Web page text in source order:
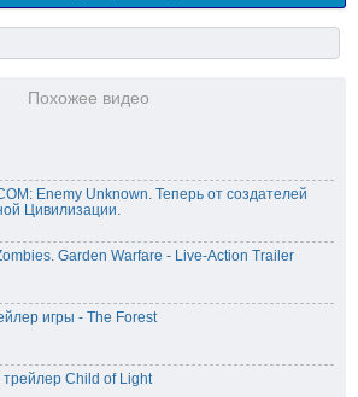
Похожее видео
Enemy Unknown. Теперь от создателей
Цивилизации.
Garden Warfare - Live-Action Trailer
игры - The Forest
Child of Light